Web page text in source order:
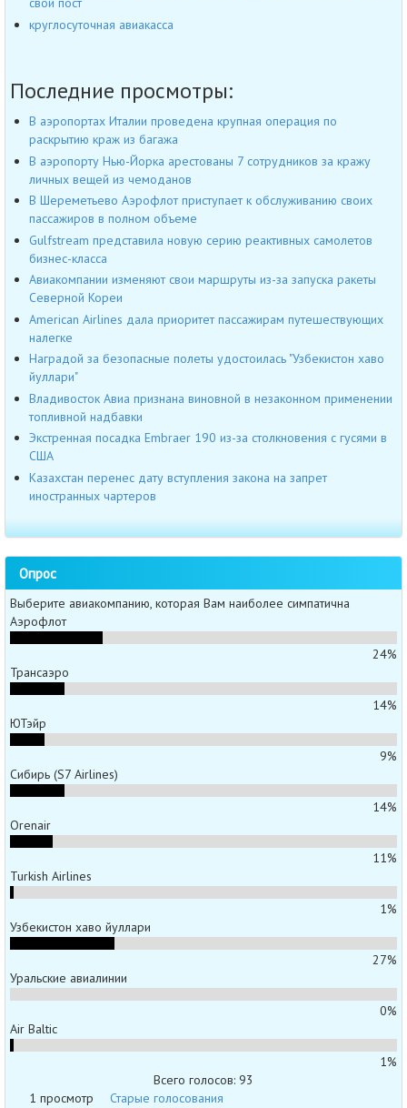
круглосуточная авиакасса
Последние просмотры:
В аэропортах Италии проведена крупная операция по
раскрытию краж из багажа
В аэропорту Нью-Йорка арестованы 7 сотрудников за кражу
личных вещей из чемоданов
В Шереметьево Аэрофлот приступает к обслуживанию своих
пассажиров в полном объеме
Gulfstream представила новую серию реактивных самолетов
бизнес-класса
Авиакомпании изменяют свои маршруты из-за запуска ракеты
Северной Кореи
American Airlines дала приоритет пассажирам путешествующих
налегке
Наградой за безопасные полеты удостоилась "Узбекистон хаво
йуллари"
Владивосток Авиа признана виновной в незаконном применении
топливной надбавки
Экстренная посадка Embraer 190 из-за столкновения с гусями в
США
Казахстан перенес дату вступления закона на запрет
иностранных чартеров
Опрос
Выберите авиакомпанию, которая Вам наиболее симпатична
Аэрофлот
24%
Трансаэро
14%
ЮТэйр
9%
Сибирь (S7 Airlines)
14%
Orenair
11%
Turkish Airlines
1%
Узбекистон хаво йуллари
27%
Уральские авиалинии
0%
Air Baltic
1%
Всего голосов: 93
1 просмотр
Старые голосования